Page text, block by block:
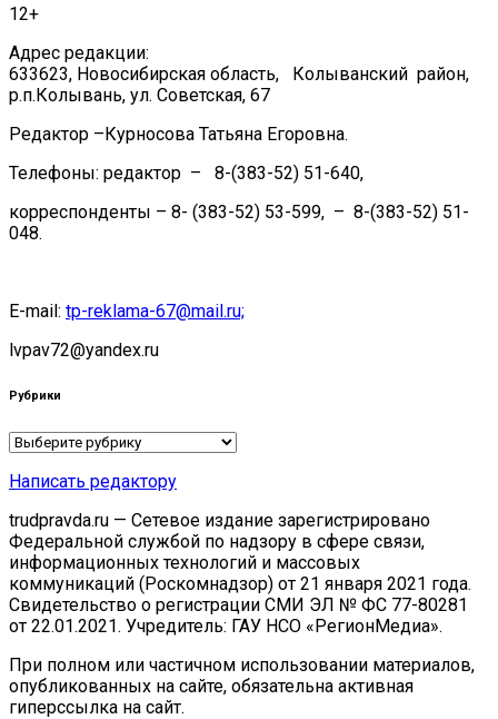
12+
Адрес редакции:
633623, Новосибирская область, Колыванский район,
р.п.Колывань, ул. Советская, 67
Редактор –Курносова Татьяна Егоровна.
Телефоны: редактор – 8-(383-52) 51-640,
корреспонденты – 8- (383-52) 53-599, – 8-(383-52) 51-
048.
E-mail: tp-reklama-67@mail.ru;
lvpav72@yandex.ru
Рубрики
Рубрики
Написать редактору
trudpravda.ru — Сетевое издание зарегистрировано
Федеральной службой по надзору в сфере связи,
информационных технологий и массовых
коммуникаций (Роскомнадзор) от 21 января 2021 года.
Свидетельство о регистрации СМИ ЭЛ № ФС 77-80281
от 22.01.2021. Учредитель: ГАУ НСО «РегионМедиа».
При полном или частичном использовании материалов,
опубликованных на сайте, обязательна активная
гиперссылка на сайт.